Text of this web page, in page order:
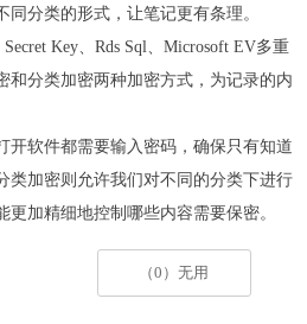
分类的形式，让笔记更有条理。
Key、Rds Sql、Microsoft EV多重
和分类加密两种加密方式，为记录的内
开软件都需要输入密码，确保只有知道
类加密则允许我们对不同的分类下进行
加精细地控制哪些内容需要保密。
（0）无用